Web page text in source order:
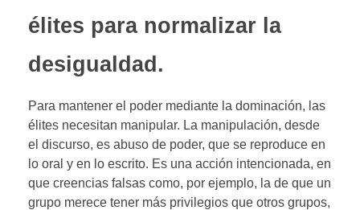
élites para normalizar la
desigualdad.
Para mantener el poder mediante la dominación, las
élites necesitan manipular. La manipulación, desde
el discurso, es abuso de poder, que se reproduce en
lo oral y en lo escrito. Es una acción intencionada, en
que creencias falsas como, por ejemplo, la de que un
grupo merece tener más privilegios que otros grupos,